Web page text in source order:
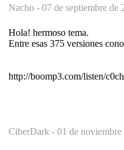
Nacho - 07 de septiembre de
Hola! hermoso tema.
Entre esas 375 versiones
http://boomp3.com/listen/
CiberDark - 01 de